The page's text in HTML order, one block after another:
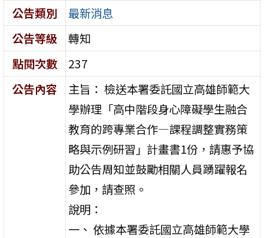
公告類別
最新消息
公告等級
轉知
點閱次數
237
公告內容
主旨： 檢送本署委託國立高雄師範大
學辦理「高中階段身心障礙學生融合
教育的跨專業合作—課程調整實務策
略與示例研習」計畫書1份，請惠予協
助公告周知並鼓勵相關人員踴躍報名
參加，請查照。
說明：
一、 依據本署委託國立高雄師範大學